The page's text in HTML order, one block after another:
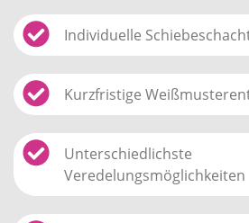
Individuelle
Kurzfristige
Unterschiedlichste
Veredelungsmöglichkeiten